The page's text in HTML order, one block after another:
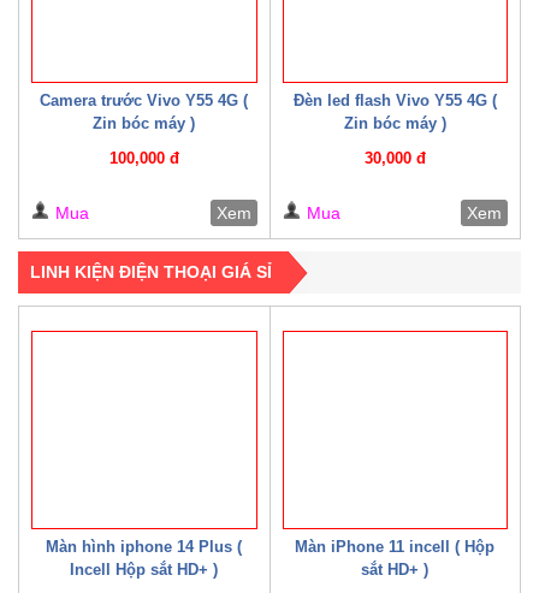
Camera trước Vivo Y55 4G (
Zin bóc máy )
100,000 đ
Mua Xem
Đèn led flash Vivo Y55 4G (
Zin bóc máy )
30,000 đ
Mua Xem
LINH KIỆN ĐIỆN THOẠI GIÁ SỈ
Màn hình iphone 14 Plus (
Incell Hộp sắt HD+ )
Màn iPhone 11 incell ( Hộp
sắt HD+ )